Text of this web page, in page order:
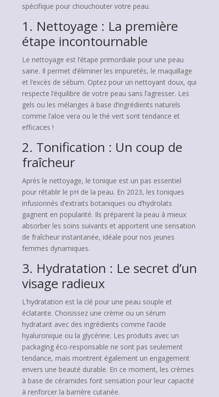
spécifique pour chouchouter votre peau.
1. Nettoyage : La première
étape incontournable
Le nettoyage est l’étape primordiale pour une peau
saine. Il permet d’éliminer les impuretés, le maquillage
et l’excès de sébum. Optez pour un nettoyant doux, qui
respecte l’équilibre de votre peau sans l’agresser. Les
gels ou les mélanges à base d’ingrédients naturels
comme l’aloe vera ou le thé vert sont tendance et
efficaces !
2. Tonification : Un coup de
fraîcheur
Après le nettoyage, le tonique est un pas essentiel
pour rétablir le pH de la peau. En 2023, les toniques
infusionnés d’extraits botaniques ou d’hydrolats
gagnent en popularité. Ils préparent la peau à mieux
absorber les soins suivants et apportent une sensation
de fraîcheur instantanée, idéale pour nos jeunes
femmes dynamiques.
3. Hydratation : Le secret d’un
visage radieux
L’hydratation est la clé pour une peau souple et
éclatante. Choisissez une crème ou un sérum
hydratant avec des ingrédients comme l’acide
hyaluronique ou la glycérine. Les produits avec un
packaging éco-responsable ne sont pas seulement
tendance, mais montrent également un engagement
envers une beauté durable. En ce moment, les crèmes
à base de céramides font sensation pour leur capacité
à renforcer la barrière cutanée.